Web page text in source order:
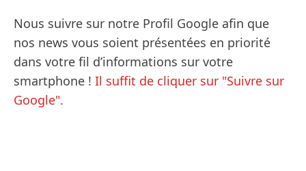
Nous suivre sur notre Profil Google afin que
nos news vous soient présentées en priorité
dans votre fil d’informations sur votre
smartphone ! Il suffit de cliquer sur "Suivre sur
Google".